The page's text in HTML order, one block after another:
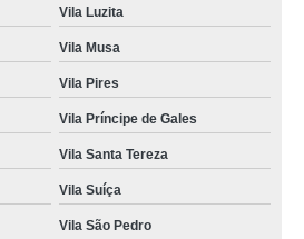
Vila Luzita
Vila Musa
Vila Pires
Vila Príncipe de Gales
Vila Santa Tereza
Vila Suíça
Vila São Pedro